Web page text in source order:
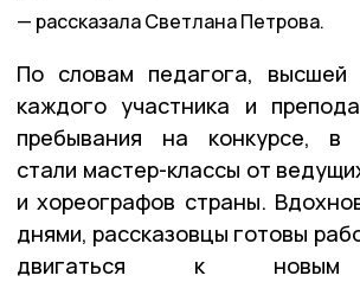
рассказала Светлана Петрова.
По словам педагога, высшей
каждого участника и
пребывания на конкурсе, в
стали мастер-классы от
и хореографов страны.
днями, рассказовцы готовы
двигаться к новым